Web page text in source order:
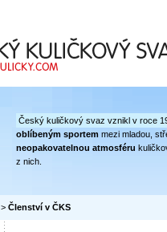
svaz
Český kuličkový svaz vznikl v roce
oblíbeným sportem mezi mladou,
neopakovatelnou atmosféru
z nich.
> Členství v ČKS